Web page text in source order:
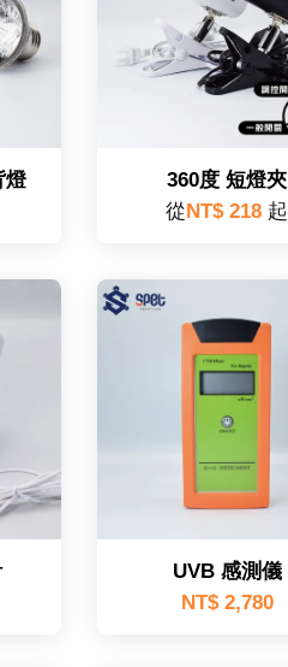
燈
360度 短燈夾
從NT$ 218 起
UVB 感測儀
NT$ 2,780